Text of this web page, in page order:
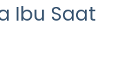
Ibu Saat